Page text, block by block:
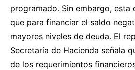
programado. Sin embargo, esta
que para financiar el saldo
mayores niveles de deuda. El
Secretaría de Hacienda señala
de los requerimientos